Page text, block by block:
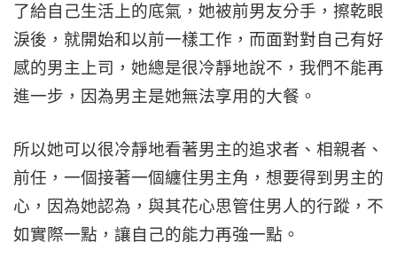
了給自己生活上的底氣，她被前男友分手，擦乾眼
淚後，就開始和以前一樣工作，而面對對自己有好
感的男主上司，她總是很冷靜地說不，我們不能再
進一步，因為男主是她無法享用的大餐。
所以她可以很冷靜地看著男主的追求者、相親者、
前任，一個接著一個纏住男主角，想要得到男主的
心，因為她認為，與其花心思管住男人的行蹤，不
如實際一點，讓自己的能力再強一點。